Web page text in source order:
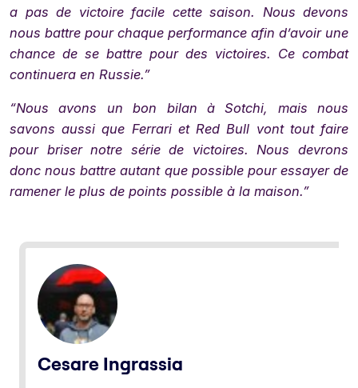
a pas de victoire facile cette saison. Nous devons
nous battre pour chaque performance afin d’avoir une
chance de se battre pour des victoires. Ce combat
continuera en Russie.”
“Nous avons un bon bilan à Sotchi, mais nous
savons aussi que Ferrari et Red Bull vont tout faire
pour briser notre série de victoires. Nous devrons
donc nous battre autant que possible pour essayer de
ramener le plus de points possible à la maison.”
Cesare Ingrassia